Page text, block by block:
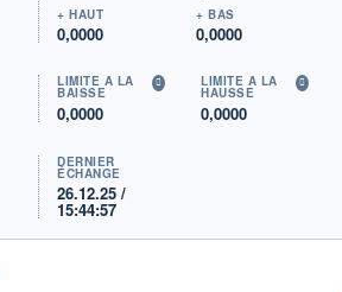
+ HAUT
0,0000
+ BAS
0,0000
LIMITE À LA
BAISSE
0,0000
LIMITE À LA
HAUSSE
0,0000
DERNIER
ÉCHANGE
26.12.25 /
15:44:57